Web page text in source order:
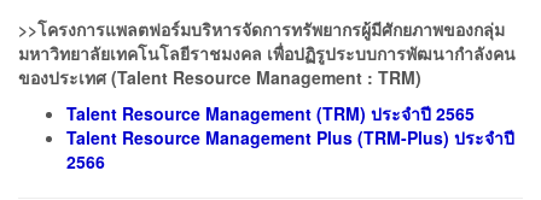
>>โครงการแพลตฟอร์มบริหารจัดการทรัพยากรผู้มีศักยภาพของกลุ่ม
มหาวิทยาลัยเทคโนโลยีราชมงคล เพื่อปฏิรูประบบการพัฒนากำลังคน
ของประเทศ (Talent Resource Management : TRM)
Talent Resource Management (TRM) ประจำปี 2565
Talent Resource Management Plus (TRM-Plus) ประจำปี
2566